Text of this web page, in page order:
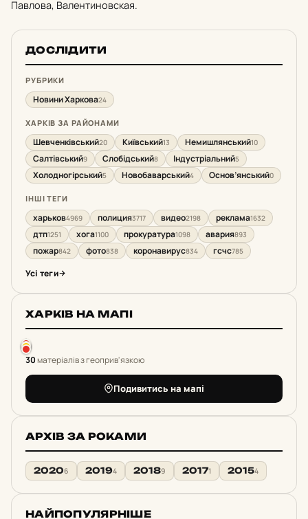
Павлова, Валентиновская.
ДОСЛІДИТИ
РУБРИКИ
Новини Харкова24
ХАРКІВ ЗА РАЙОНАМИ
Шевченківський20 Київський13 Немишлянський10
Салтівський9 Слобідський8 Індустріальний5
Холодногірський5 Новобаварський4 Основ’янський0
ІНШІ ТЕГИ
харьков4969 полиция3717 видео2198 реклама1632
дтп1251 хога1100 прокуратура1098 авария893
пожар842 фото838 коронавирус834 гсчс785
Усі теги
ХАРКІВ НА МАПІ
30матеріалів з геоприв'язкою
Подивитись на мапі
АРХІВ ЗА РОКАМИ
20206 20194 20189 20171 20154
НАЙПОПУЛЯРНІШЕ